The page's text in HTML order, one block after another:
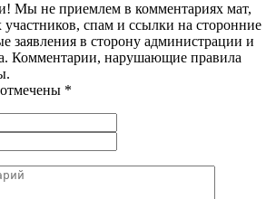
Мы не приемлем в комментариях мат,
участников, спам и ссылки на сторонние
заявления в сторону администрации и
Комментарии, нарушающие правила
*